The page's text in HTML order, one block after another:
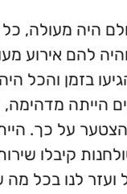
היה מעולה,
להם אירוע
בזמן והכל
הייתה
על כך.
קיבלו
ועזר לנו בכל